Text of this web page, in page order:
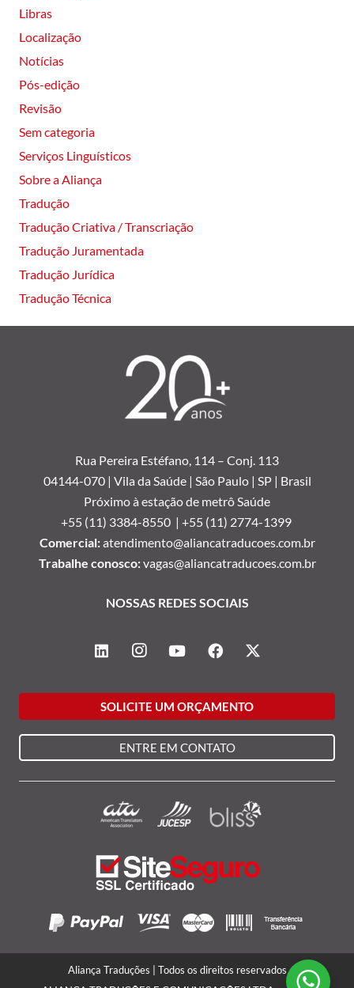
Libras
Localização
Notícias
Pós-edição
Revisão
Sem categoria
Serviços Linguísticos
Sobre a Aliança
Tradução
Tradução Criativa / Transcriação
Tradução Juramentada
Tradução Jurídica
Tradução Técnica
Rua Pereira Estéfano, 114 – Conj. 113
04144-070 | Vila da Saúde | São Paulo | SP | Brasil
Próximo à estação de metrô Saúde
+55 (11) 3384-8550 | +55 (11) 2774-1399
Comercial:atendimento@aliancatraducoes.com.br
Trabalhe conosco:vagas@aliancatraducoes.com.br
NOSSAS REDES SOCIAIS
SOLICITE UM ORÇAMENTO
ENTRE EM CONTATO
Aliança Traduções | Todos os direitos reservados